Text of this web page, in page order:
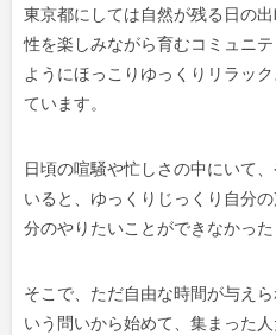
東京都にしては自然が残る日の
性を楽しみながら育むコミュニ
ようにほっこりゆっくりリラッ
ています。
日頃の喧騒や忙しさの中にいて
いると、ゆっくりじっくり自分
分のやりたいことができなかった
そこで、ただ自由な時間が与え
いう問いから始めて、集まった